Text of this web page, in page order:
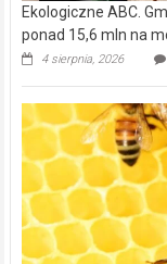
Ekologiczne ABC.
ponad 15,6 mln na
4 sierpnia, 2026